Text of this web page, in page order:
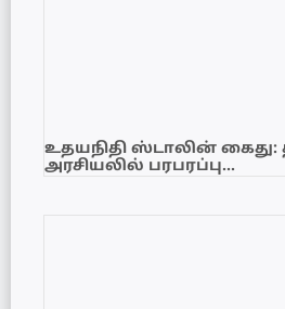
உதயநிதி ஸ்டாலின் கைது:
அரசியலில் பரபரப்பு…